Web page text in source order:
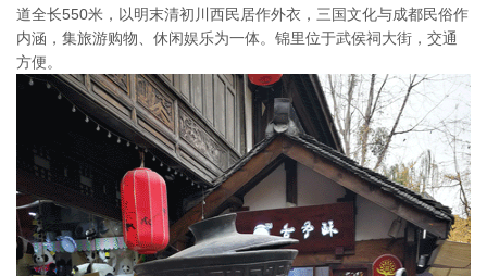
道全长550米，以明末清初川西民居作外衣，三国文化与成都民俗作
内涵，集旅游购物、休闲娱乐为一体。锦里位于武侯祠大街，交通
方便。